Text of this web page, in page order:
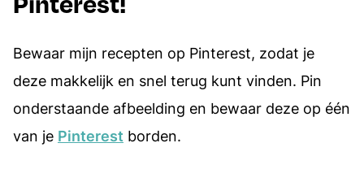
Bewaar mijn recepten op Pinterest, zodat je
deze makkelijk en snel terug kunt vinden. Pin
onderstaande afbeelding en bewaar deze op één
van je Pinterest borden.